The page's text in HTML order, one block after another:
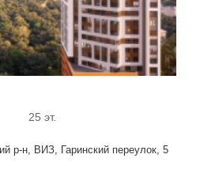
25 эт.
р-н, ВИЗ, Гаринский переулок, 5